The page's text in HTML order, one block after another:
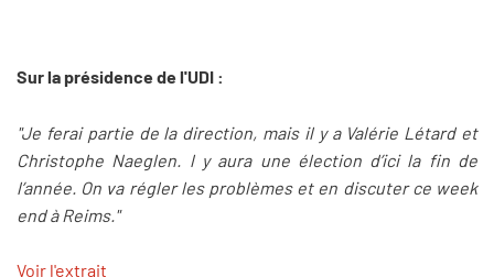
Sur la présidence de l'UDI :
"Je ferai partie de la direction, mais il y a Valérie Létard et
Christophe Naeglen. l y aura une élection d’ici la fin de
l’année. On va régler les problèmes et en discuter ce week
end à Reims."
Voir l'extrait